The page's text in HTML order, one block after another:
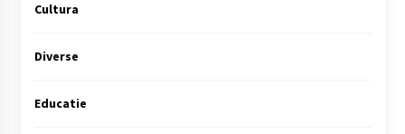
Cultura
Diverse
Educatie